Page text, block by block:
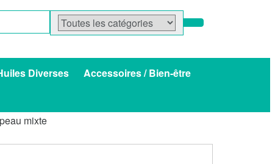
Diverses
Accessoires / Bien-être
mixte